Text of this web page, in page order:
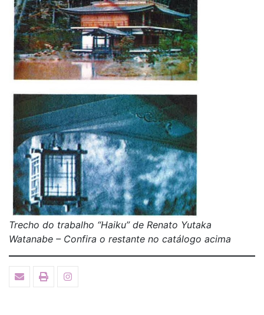
Trecho do trabalho “Haiku” de Renato Yutaka
Watanabe – Confira o restante no catálogo acima